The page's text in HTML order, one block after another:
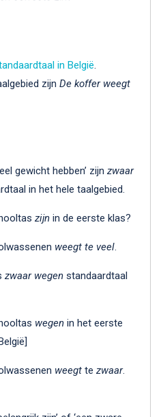
in België.
zijn De koffer weegt
gewicht hebben’ zijn zwaar
in het hele taalgebied.
zijn in de eerste klas?
weegt te veel.
zwaar wegen standaardtaal
wegen in het eerste
weegt te zwaar.